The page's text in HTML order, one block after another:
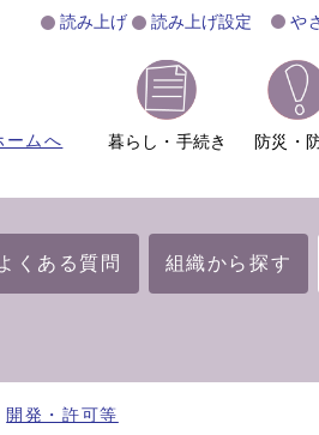
読み上げ 読み上げ設定 や
ームへ 暮らし・手続き 防災・
くある質問 組織から探す
開発・許可等